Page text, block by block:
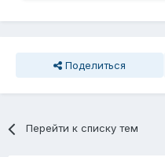
Поделиться
Перейти к списку тем